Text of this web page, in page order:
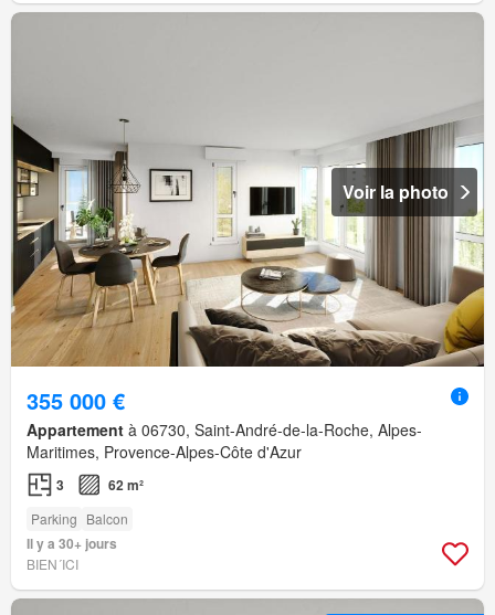
Voir la photo
355 000 €
Appartement à 06730, Saint-André-de-la-Roche, Alpes-
Maritimes, Provence-Alpes-Côte d'Azur
3 62 m²
Parking Balcon
Il y a 30+ jours
BIEN´ICI